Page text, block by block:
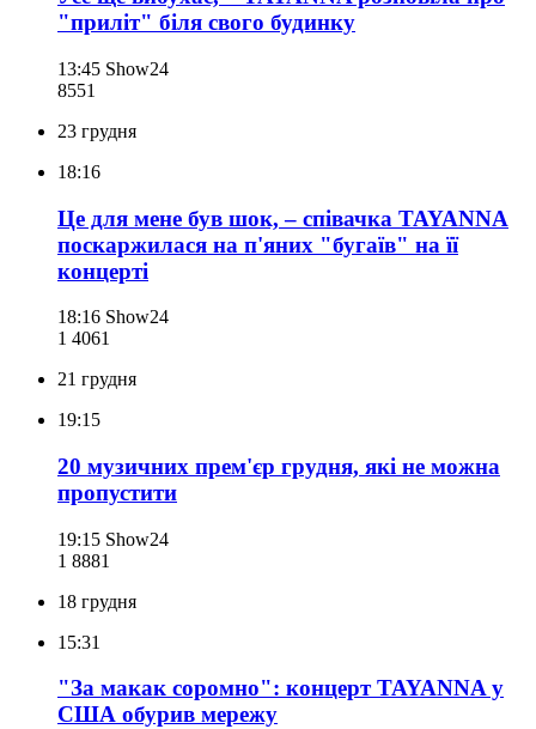
"приліт" біля свого будинку
13:45 Show24
8551
23 грудня
18:16
Це для мене був шок, – співачка TAYANNA
поскаржилася на п'яних "бугаїв" на її
концерті
18:16 Show24
1 4061
21 грудня
19:15
20 музичних прем'єр грудня, які не можна
пропустити
19:15 Show24
1 8881
18 грудня
15:31
"За макак соромно": концерт TAYANNA у
США обурив мережу